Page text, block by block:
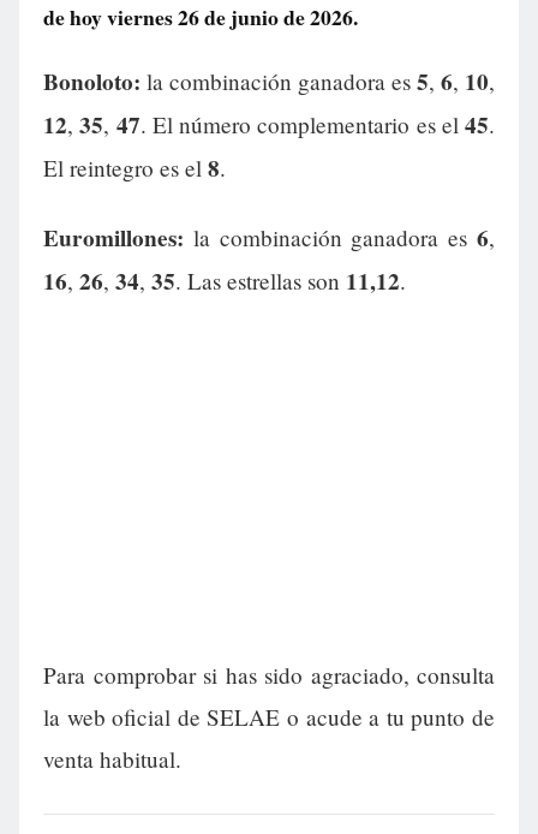
de hoy viernes 26 de junio de 2026.
Bonoloto: la combinación ganadora es 5, 6, 10,
12,35, 47. El número complementario es el 45.
El reintegro es el 8.
Euromillones: la combinación ganadora es 6,
16, 26, 34, 35. Las estrellas son 11,12.
Para comprobar si has sido agraciado, consulta
la web oficial de SELAE o acude a tu punto de
venta habitual.